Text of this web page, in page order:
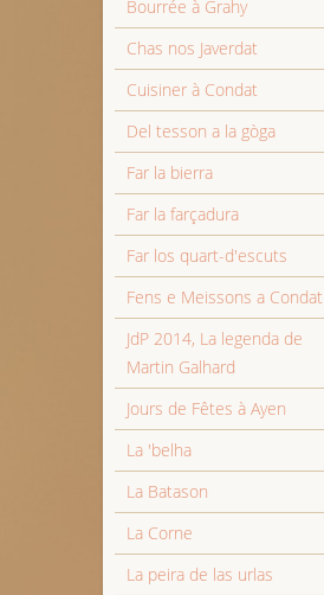
Bourrée à Grahy
Chas nos Javerdat
Cuisiner à Condat
Del tesson a la gòga
Far la bierra
Far la farçadura
Far los quart-d'escuts
Fens e Meissons a Condat
JdP 2014, La legenda de
Martin Galhard
Jours de Fêtes à Ayen
La 'belha
La Batason
La Corne
La peira de las urlas